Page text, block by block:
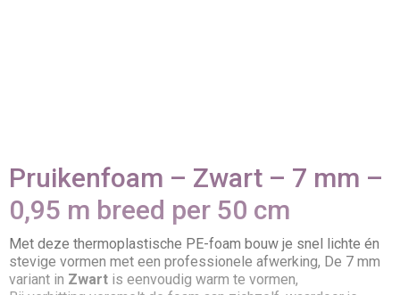
Pruikenfoam – Zwart – 7 mm –
0,95 m breed per 50 cm
Met deze thermoplastische PE-foam bouw je snel lichte én
stevige vormen met een professionele afwerking, De 7 mm
variant in Zwart is eenvoudig warm te vormen,